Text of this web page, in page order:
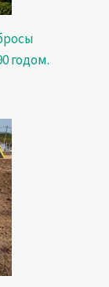
годом.